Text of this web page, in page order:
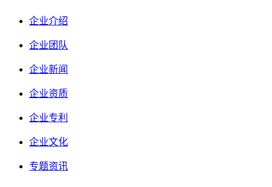
企业介绍
企业团队
企业新闻
企业资质
企业专利
企业文化
专题资讯